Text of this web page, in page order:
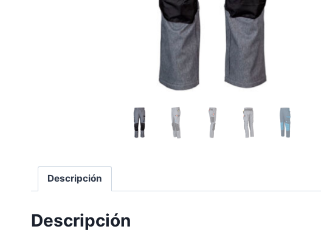
Descripción
Descripción